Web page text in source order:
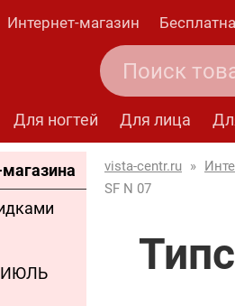
Интернет-магазин
Для ногтей Для лица
ИЮЛЬ
vista-centr.ru »
SF N 07